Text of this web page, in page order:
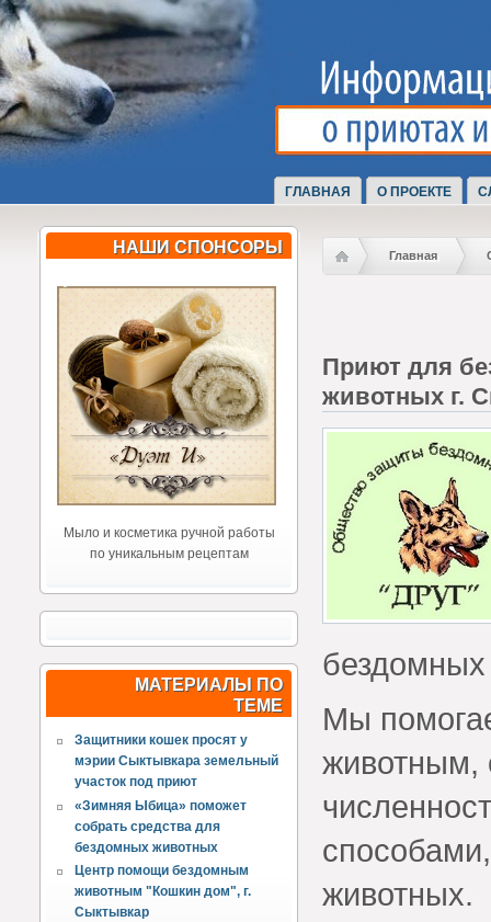
ГЛАВНАЯ О ПРОЕКТЕ
НАШИ СПОНСОРЫ
Мыло и косметика ручной работы
по уникальным рецептам
МАТЕРИАЛЫ ПО
ТЕМЕ
Защитники кошек просят у
мэрии Сыктывкара земельный
участок под приют
«Зимняя Ыбица» поможет
собрать средства для
бездомных животных
Центр помощи бездомным
животным "Кошкин дом", г.
Сыктывкар
Главная
Приют для
животных г.
Мы
животным,
животных.